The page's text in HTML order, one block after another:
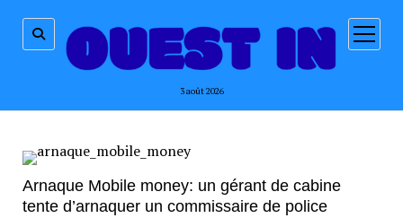
3 août 2026
ouvrir
menu
Arnaque Mobile money: un gérant de cabine
tente d’arnaquer un commissaire de police